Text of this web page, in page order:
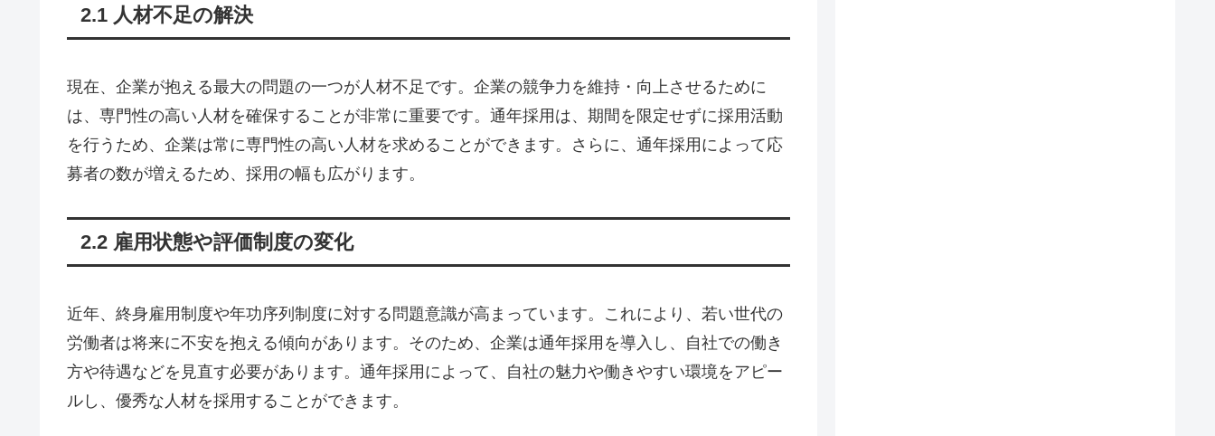
2.1 人材不足の解決
現在、企業が抱える最大の問題の一つが人材不足です。企業の競争力を維持・向上させるために
は、専門性の高い人材を確保することが非常に重要です。通年採用は、期間を限定せずに採用活動
を行うため、企業は常に専門性の高い人材を求めることができます。さらに、通年採用によって応
募者の数が増えるため、採用の幅も広がります。
2.2 雇用状態や評価制度の変化
近年、終身雇用制度や年功序列制度に対する問題意識が高まっています。これにより、若い世代の
労働者は将来に不安を抱える傾向があります。そのため、企業は通年採用を導入し、自社での働き
方や待遇などを見直す必要があります。通年採用によって、自社の魅力や働きやすい環境をアピー
ルし、優秀な人材を採用することができます。